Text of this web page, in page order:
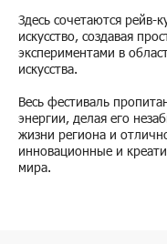
Здесь сочетаются рейв-
искусство, создавая
экспериментами в
искусства.
Весь фестиваль
энергии, делая его
жизни региона и
инновационные и
мира.